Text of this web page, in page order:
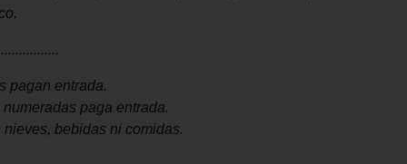
pagan entrada.
paga entrada.
bebidas ni comidas.